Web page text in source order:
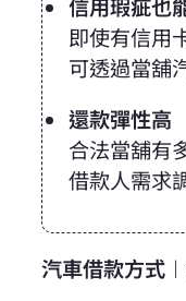
信用瑕疵也
即使有信用
可透過當舖
還款彈性高
合法當舖有
借款人需求
汽車借款方式